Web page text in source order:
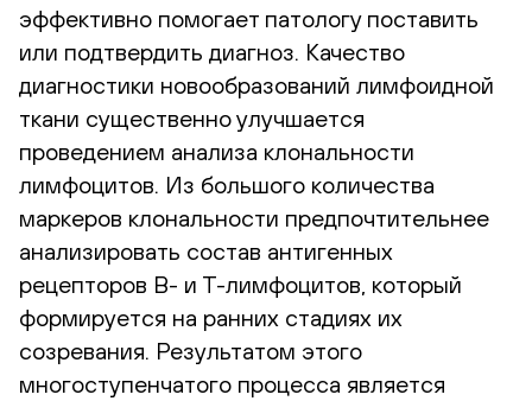
эффективно помогает патологу поставить
или подтвердить диагноз. Качество
диагностики новообразований лимфоидной
ткани существенно улучшается
проведением анализа клональности
лимфоцитов. Из большого количества
маркеров клональности предпочтительнее
анализировать состав антигенных
рецепторов В- и Т-лимфоцитов, который
формируется на ранних стадиях их
созревания. Результатом этого
многоступенчатого процесса является